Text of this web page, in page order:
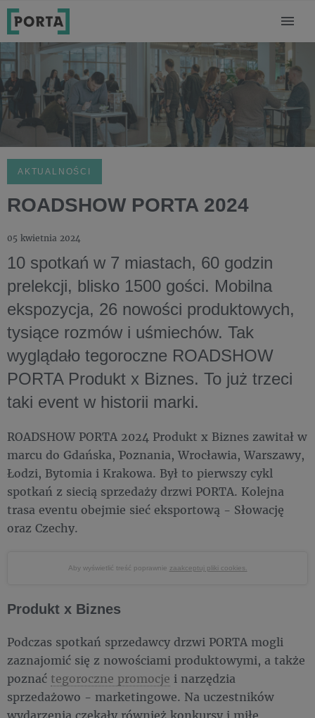
AKTUALNOŚCI
ROADSHOW PORTA 2024
05 kwietnia 2024
10 spotkań w 7 miastach, 60 godzin
prelekcji, blisko 1500 gości. Mobilna
ekspozycja, 26 nowości produktowych,
tysiące rozmów i uśmiechów. Tak
wyglądało tegoroczne ROADSHOW
PORTA Produkt x Biznes. To już trzeci
taki event w historii marki.
ROADSHOW PORTA 2024 Produkt x Biznes zawitał w
marcu do Gdańska, Poznania, Wrocławia, Warszawy,
Łodzi, Bytomia i Krakowa. Był to pierwszy cykl
spotkań z siecią sprzedaży drzwi PORTA. Kolejna
trasa eventu obejmie sieć eksportową - Słowację
oraz Czechy.
Aby wyświetlić treść poprawnie zaakceptuj pliki cookies.
Produkt x Biznes
Podczas spotkań sprzedawcy drzwi PORTA mogli
zaznajomić się z nowościami produktowymi, a także
poznać tegoroczne promocje i narzędzia
sprzedażowo - marketingowe. Na uczestników